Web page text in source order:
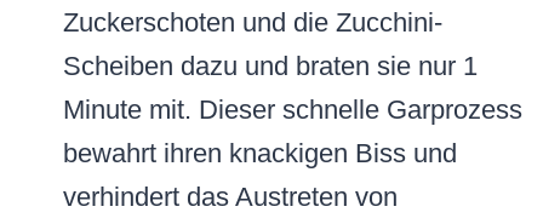
Zuckerschoten und die Zucchini-
Scheiben dazu und braten sie nur 1
Minute mit. Dieser schnelle Garprozess
bewahrt ihren knackigen Biss und
verhindert das Austreten von